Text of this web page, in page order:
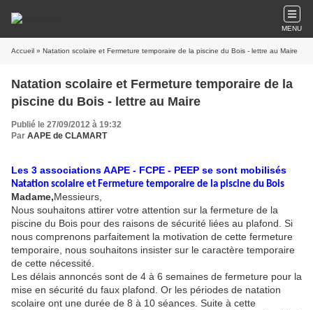
MENU
Accueil » Natation scolaire et Fermeture temporaire de la piscine du Bois - lettre au Maire
Natation scolaire et Fermeture temporaire de la
piscine du Bois - lettre au Maire
Publié le 27/09/2012 à 19:32
Par AAPE de CLAMART
Les 3 associations AAPE - FCPE - PEEP se sont mobilisés
Natation scolaire et Fermeture temporaire de la piscine du Bois
Madame,Messieurs,
Nous souhaitons attirer votre attention sur la fermeture de la
piscine du Bois pour des raisons de sécurité liées au plafond. Si
nous comprenons parfaitement la motivation de cette fermeture
temporaire, nous souhaitons insister sur le caractère temporaire
de cette nécessité.
Les délais annoncés sont de 4 à 6 semaines de fermeture pour la
mise en sécurité du faux plafond. Or les périodes de natation
scolaire ont une durée de 8 à 10 séances. Suite à cette